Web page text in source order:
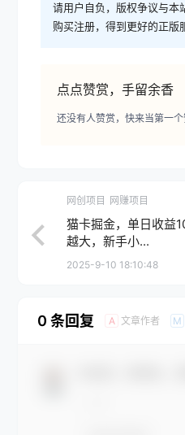
请用户自负，版权争议与本
购买注册，得到更好的正版
点点赞赏，手留余香
还没有人赞赏，快来当第一个
网创项目 网赚项目
猫卡掘金，单日收益
越大，新手小...
2025-9-10 18:10:48
0 条回复 A 文章作者 M